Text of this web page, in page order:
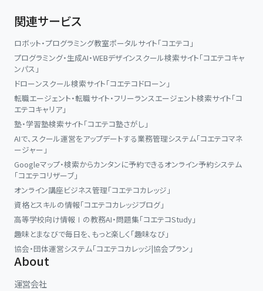
関連サービス
ロボット・プログラミング教室ポータルサイト「コエテコ」
プログラミング・生成AI・WEBデザインスクール検索サイト「コエテコキャ
ンパス」
ドローンスクール検索サイト「コエテコドローン」
転職エージェント・転職サイト・フリーランスエージェント検索サイト「コ
エテコキャリア」
塾・学習塾検索サイト「コエテコ塾さがし」
AIで、スクール運営をアップデートする業務管理システム「コエテコマネ
ージャー」
Googleマップ・検索からカンタンに予約できるオンライン予約システム
「コエテコリザーブ」
オンライン講座ビジネス管理「コエテコカレッジ」
資格とスキルの情報「コエテコカレッジブログ」
高等学校向け情報Ⅰの教務AI・問題集「コエテコStudy」
趣味とまなびで毎日を、もっと楽しく「趣味なび」
協会・団体運営システム「コエテコカレッジ|協会プラン」
About
運営会社